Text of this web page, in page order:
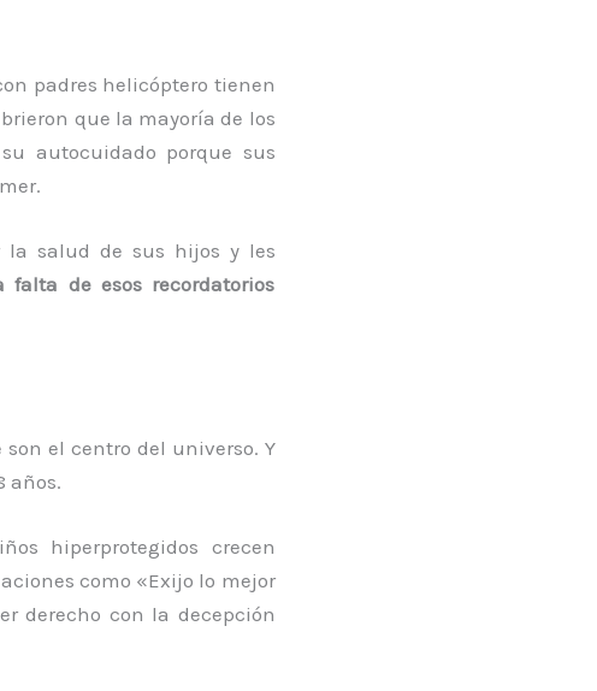
padres helicóptero tienen
que la mayoría de los
autocuidado porque sus
la salud de sus hijos y les
falta de esos recordatorios
el centro del universo. Y
años.
hiperprotegidos crecen
como «Exijo lo mejor
derecho con la decepción